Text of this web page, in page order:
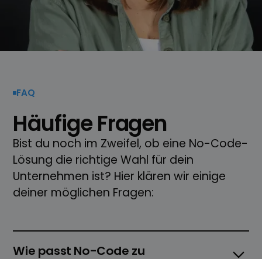
FAQ
Häufige Fragen
Bist du noch im Zweifel, ob eine No-Code-
Lösung die richtige Wahl für dein
Unternehmen ist? Hier klären wir einige
deiner möglichen Fragen:
Wie passt No-Code zu